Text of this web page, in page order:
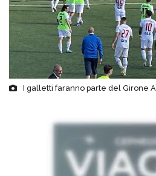
I galletti faranno parte del Girone A